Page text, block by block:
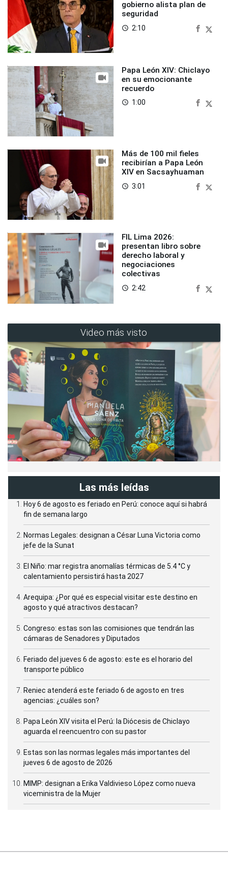
gobierno alista plan de
seguridad
access_time 2:10
Papa León XIV: Chiclayo
en su emocionante
recuerdo
access_time 1:00
Más de 100 mil fieles
recibirían a Papa León
XIV en Sacsayhuaman
access_time 3:01
FIL Lima 2026:
presentan libro sobre
derecho laboral y
negociaciones
colectivas
access_time 2:42
Video más visto
Las más leídas
Hoy 6 de agosto es feriado en Perú: conoce aquí si habrá
fin de semana largo
Normas Legales: designan a César Luna Victoria como
jefe de la Sunat
El Niño: mar registra anomalías térmicas de 5.4 °C y
calentamiento persistirá hasta 2027
Arequipa: ¿Por qué es especial visitar este destino en
agosto y qué atractivos destacan?
Congreso: estas son las comisiones que tendrán las
cámaras de Senadores y Diputados
Feriado del jueves 6 de agosto: este es el horario del
transporte público
Reniec atenderá este feriado 6 de agosto en tres
agencias: ¿cuáles son?
Papa León XIV visita el Perú: la Diócesis de Chiclayo
aguarda el reencuentro con su pastor
Estas son las normas legales más importantes del
jueves 6 de agosto de 2026
MIMP: designan a Erika Valdivieso López como nueva
viceministra de la Mujer